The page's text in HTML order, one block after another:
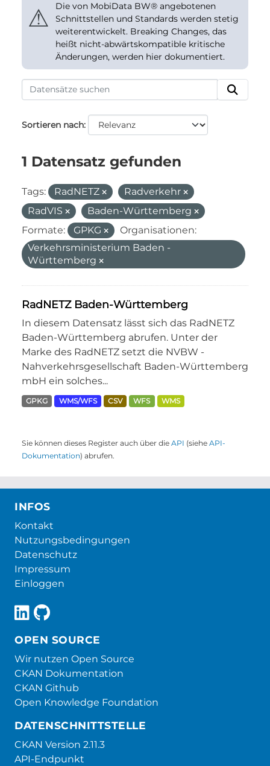
⚠
Die von MobiData BW® angebotenen
Schnittstellen und Standards werden stetig
weiterentwickelt. Breaking Changes, das
heißt nicht-abwärtskompatible kritische
Änderungen, werden hier dokumentiert.
Sortieren nach
1 Datensatz gefunden
Tags: RadNETZ
Radverkehr
RadVIS
Baden-Württemberg
Formate:
GPKG
Organisationen:
Verkehrsministerium Baden -
Württemberg
RadNETZ Baden-Württemberg
In diesem Datensatz lässt sich das RadNETZ
Baden-Württemberg abrufen. Unter der
Marke des RadNETZ setzt die NVBW -
Nahverkehrsgesellschaft Baden-Württemberg
mbH ein solches...
GPKG WMS/WFS CSV WFS WMS
Sie können dieses Register auch über die API (siehe API-
Dokumentation) abrufen.
INFOS
Kontakt
Nutzungsbedingungen
Datenschutz
Impressum
Einloggen
OPEN SOURCE
Wir nutzen Open Source
CKAN Dokumentation
CKAN Github
Open Knowledge Foundation
DATENSCHNITTSTELLE
CKAN Version 2.11.3
API-Endpunkt